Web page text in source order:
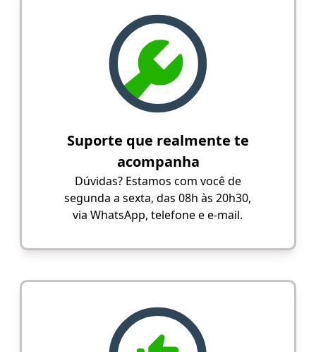
Suporte que realmente te
acompanha
Dúvidas? Estamos com você de
segunda a sexta, das 08h às 20h30,
via WhatsApp, telefone e e-mail.